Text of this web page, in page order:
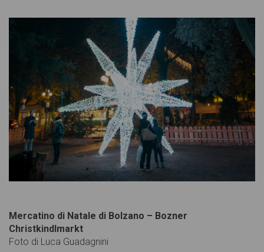
Mercatino di Natale di Bolzano – Bozner
Christkindlmarkt
Foto di Luca Guadagnini